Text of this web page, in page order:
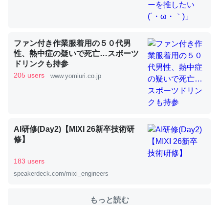
ウチもEchoを実家に置いて４年。でたまに覗いてる。ぼ
ちぼちRingも置こうかと画策中。あと、Googleマップで
位置情報を共有してる。電池残量や充電中かが分かるので
コミュニケーションが劇的に変化した｜tayorini by LIFULL介護
とかSpotifyを支払う孝行もできる。一生で親と会える残
ファン付き作業服着用の５０代男
性、熱中症の疑いで死亡…スポーツ
ドリンクも持参
205 users www.yomiuri.co.jp
AI研修(Day2)【MIXI 26新卒技術研
修】
183 users
speakerdeck.com/mixi_engineers
もっと読む